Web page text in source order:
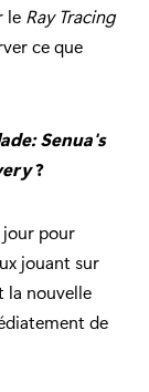
le Ray Tracing
ce que
Senua's
?
jour pour
jouant sur
la nouvelle
de